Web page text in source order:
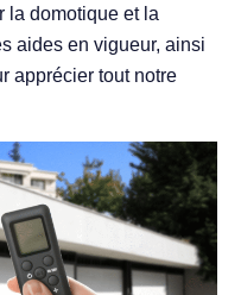
la domotique et la
aides en vigueur, ainsi
apprécier tout notre